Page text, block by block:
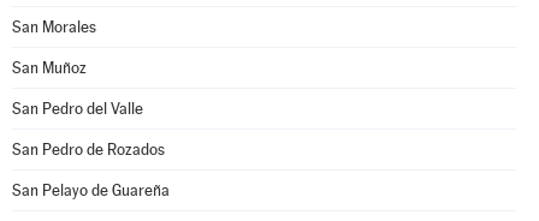
San Morales
San Muñoz
San Pedro del Valle
San Pedro de Rozados
San Pelayo de Guareña